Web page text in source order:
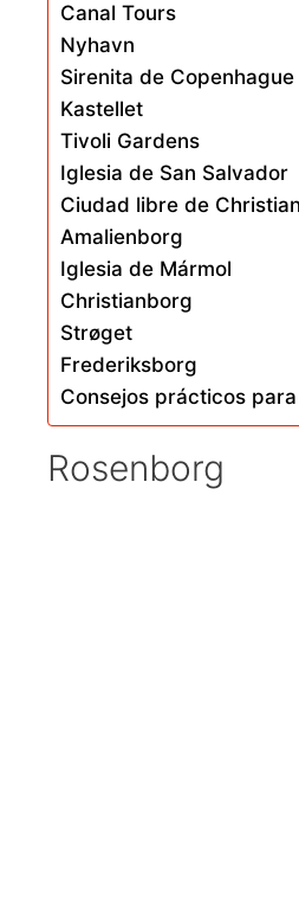
Canal Tours
Nyhavn
Sirenita de Copenhague
Kastellet
Tivoli Gardens
Iglesia de San Salvador
Ciudad libre de
Amalienborg
Iglesia de Mármol
Christianborg
Strøget
Frederiksborg
Consejos prácticos
Rosenborg